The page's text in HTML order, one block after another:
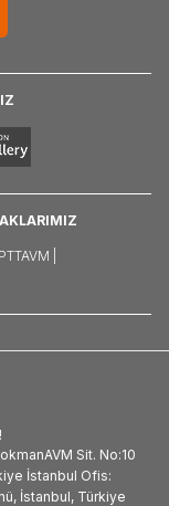
PTTAVM |
Sit. No:10
İstanbul Ofis:
İstanbul, Türkiye